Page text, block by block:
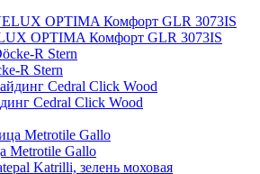
OPTIMA Комфорт GLR 3073IS
R Stern
Cedral Click Wood
Metrotile Gallo